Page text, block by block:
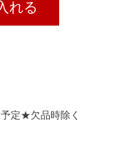
れる
定★欠品時除く